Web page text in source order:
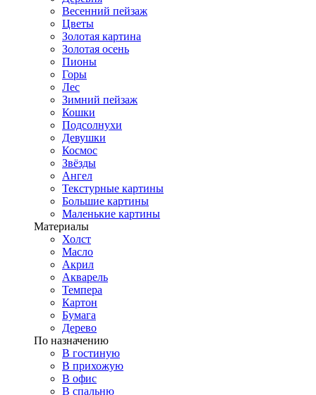
Весенний пейзаж
Цветы
Золотая картина
Золотая осень
Пионы
Горы
Лес
Зимний пейзаж
Кошки
Подсолнухи
Девушки
Космос
Звёзды
Ангел
Текстурные картины
Большие картины
Маленькие картины
Материалы
Холст
Масло
Акрил
Акварель
Темпера
Картон
Бумага
Дерево
По назначению
В гостиную
В прихожую
В офис
В спальню